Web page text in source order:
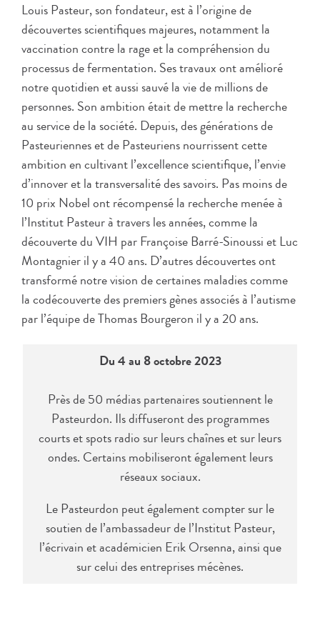
Louis Pasteur, son fondateur, est à l’origine de
découvertes scientifiques majeures, notamment la
vaccination contre la rage et la compréhension du
processus de fermentation. Ses travaux ont amélioré
notre quotidien et aussi sauvé la vie de millions de
personnes. Son ambition était de mettre la recherche
au service de la société. Depuis, des générations de
Pasteuriennes et de Pasteuriens nourrissent cette
ambition en cultivant l’excellence scientifique, l’envie
d’innover et la transversalité des savoirs. Pas moins de
10 prix Nobel ont récompensé la recherche menée à
l’Institut Pasteur à travers les années, comme la
découverte du VIH par Françoise Barré-Sinoussi et Luc
Montagnier il y a 40 ans. D’autres découvertes ont
transformé notre vision de certaines maladies comme
la codécouverte des premiers gènes associés à l’autisme
par l’équipe de Thomas Bourgeron il y a 20 ans.
Du 4 au 8 octobre 2023
Près de 50 médias partenaires soutiennent le
Pasteurdon. Ils diffuseront des programmes
courts et spots radio sur leurs chaînes et sur leurs
ondes. Certains mobiliseront également leurs
réseaux sociaux.
Le Pasteurdon peut également compter sur le
soutien de l’ambassadeur de l’Institut Pasteur,
l’écrivain et académicien Erik Orsenna, ainsi que
sur celui des entreprises mécènes.